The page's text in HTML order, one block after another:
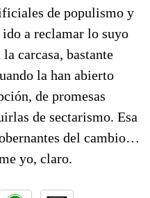
de populismo y
a reclamar lo suyo
carcasa, bastante
la han abierto
de promesas
de sectarismo. Esa
del cambio…
yo, claro.